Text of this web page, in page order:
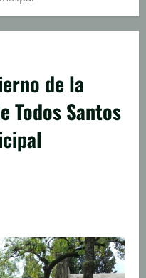
de la
Todos Santos